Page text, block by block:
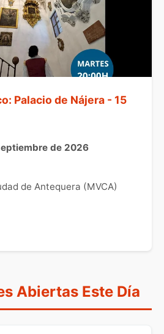
Palacio de Nájera - 15
de 2026
de Antequera (MVCA)
Abiertas Este Día